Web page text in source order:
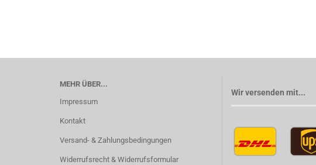
MEHR ÜBER...
Impressum
Kontakt
Versand- & Zahlungsbedingungen
Widerrufsrecht & Widerrufsformular
Wir versenden mit...